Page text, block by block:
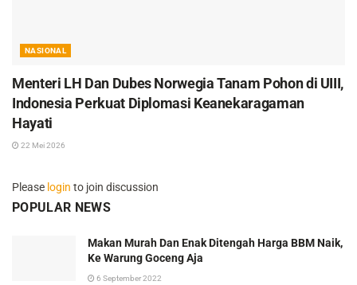
NASIONAL
Menteri LH Dan Dubes Norwegia Tanam Pohon di UIII,
Indonesia Perkuat Diplomasi Keanekaragaman
Hayati
22 Mei 2026
Please login to join discussion
POPULAR NEWS
Makan Murah Dan Enak Ditengah Harga BBM Naik,
Ke Warung Goceng Aja
6 September 2022